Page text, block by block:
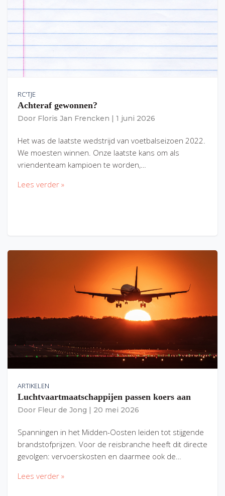
RC'TJE
Achteraf gewonnen?
Door Floris Jan Frencken 1 juni 2026
Het was de laatste wedstrijd van voetbalseizoen 2022.
We moesten winnen. Onze laatste kans om als
vriendenteam kampioen te worden,…
Lees verder »
ARTIKELEN
Luchtvaartmaatschappijen passen koers aan
Door Fleur de Jong 20 mei 2026
Spanningen in het Midden-Oosten leiden tot stijgende
brandstofprijzen. Voor de reisbranche heeft dit directe
gevolgen: vervoerskosten en daarmee ook de…
Lees verder »